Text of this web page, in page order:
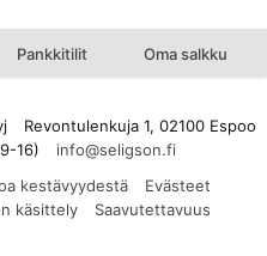
Pankkitilit Oma salkku
Revontulenkuja 1, 02100 Espoo
16)
kestävyydestä
Evästeet
käsittely
Saavutettavuus